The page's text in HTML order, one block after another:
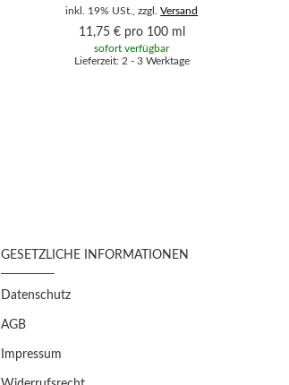
inkl. 19% USt., zzgl.Versand
11,75 € pro 100 ml
sofort verfügbar
Lieferzeit: 2 - 3 Werktage
GESETZLICHE INFORMATIONEN
Datenschutz
AGB
Impressum